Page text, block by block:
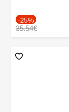
-25%
35.54€